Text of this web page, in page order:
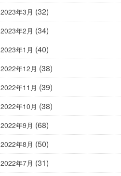
2023年3月 (32)
2023年2月 (34)
2023年1月 (40)
2022年12月 (38)
2022年11月 (39)
2022年10月 (38)
2022年9月 (68)
2022年8月 (50)
2022年7月 (31)